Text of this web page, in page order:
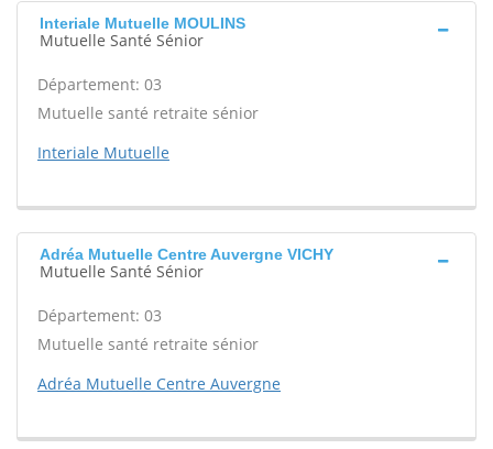
Interiale Mutuelle MOULINS
Mutuelle Santé Sénior
Département: 03
Mutuelle santé retraite sénior
Interiale Mutuelle
Adréa Mutuelle Centre Auvergne VICHY
Mutuelle Santé Sénior
Département: 03
Mutuelle santé retraite sénior
Adréa Mutuelle Centre Auvergne